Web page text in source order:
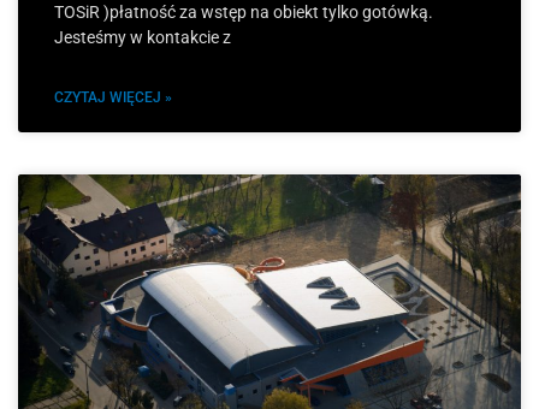
TOSiR )płatność za wstęp na obiekt tylko gotówką.
Jesteśmy w kontakcie z
CZYTAJ WIĘCEJ »